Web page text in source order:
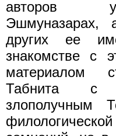
авторов
других ее
знакомстве с
материалом
Табнита с
злополучным